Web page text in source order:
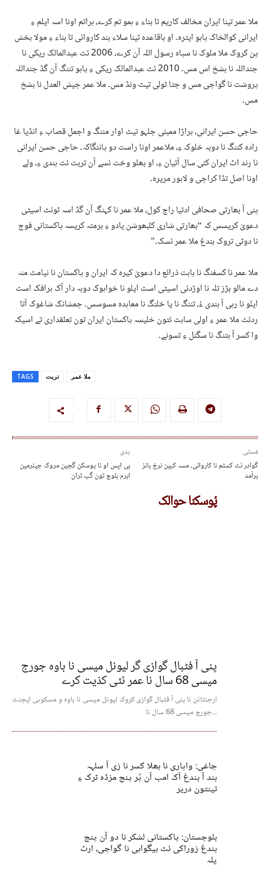
ملا عمر تینا ایران مخالف کاریم تا بناء ءِ ہمو تم کرے، ہراتم اونا اسہ ایلم ءِ
ایرانی کوالخاک پاہو ایترہ۔ او باقاعدہ تینا سلاء بند کاروائی تا بناء ءِ مولا بخش
پن کروک ملا ملوک نا سپاہ رسول اللہ آن کرے، 2006 ئٹ عبدالمالک ریکی نا
جنداللہ نا بشخ اس مس۔ 2010 ئٹ عبدالمالک ریکی ءِ پاہو تننگ آن گڈ جنداللہ
پروشت نا گواچی مس و جتا ٹولی تیٹ ونڈ مس۔ ملا عمر جیش العدل نا بشخ
مس۔
حاجی حسن ایرانی، ہراڑا ممبئی جلہو تیٹ اوار مننگ و اجمل قصاب ءِ انڈیا غا
رادہ کننگ نا دوبہ خلوک ءِ، ملاعمر اونا راست دو پاننگاکہ۔ حاجی حسن ایرانی
نا رند اٹ ایران کئی سال آتیان ءِ، او بھلو وخت ئسے آن تربت ئٹ ہندی ءِ، ولے
اونا اصل تڈا کراچی و لاہور مریرہ۔
پنی آ بھارتی صحافی ادتیا راج کول، ملا عمر نا کہنگ آن گڈ اسہ ٹوئٹ اسیٹی
دعویٰ کریسس کہ “بھارتی شاری کلبھوشن یادو ءِ برمتہ کریسہ پاکستانی فوج
نا دوٹی تروک بندغ ملا عمر ئسک۔”
ملا عمر نا کسفنگ نا بابت ذرائع دا دعویٰ کیرہ کہ ایران و پاکستان نا نیامٹ منہ
دے مالو بڑز تلہ نا اوڑدئی اسیٹی اسٹ ایلو نا خواہوک دوبہ دار آک ہرافک اسٹ
ایلو نا رہی آ ہندی ءُ، تننگ نا یا خلنگ نا معاہدہ مسوسس۔ چمشانک شاغوک آتا
ردئٹ ملا عمر ءِ اولی ساہت ئتون خلیسہ پاکستان ایران تون تعلقداری تے اسیکہ
وا کسر آ ہتنگ نا سگنل ءِ تسونے۔
TAGS تربت ملا عمر
پدی
بی ایس او نا پوسکن گچین مروک چیئرمین
ابرم بلوچ تون گپ تران
مُستی
گوادر ئٹ کسٹم نا کاروائی، مسہ کبین نرخ بانز
برآمد
پُوسکنا حوالک
پنی آ فٹبال گوازی گر لیونل میسی نا باوہ جورج
میسی 68 سال نا عمر ئٹی کذیت کرے
ارجنٹائن نا پنی آ فٹبال گوازی کروک لیونل میسی نا باوہ و مسکوہی ایجنٹ
جورج میسی 68 سال نا...
چاغی: واپاری نا بھلا کسر نا زی آ سلہہ
بند آ بندغ آک امب آن پُر پنچ مزڈہ ٹرک ءِ
تینتون دریر
بلوچستان: پاکستانی لشکر نا دو آن پنچ
بندغ زوراکی ئٹ بیگواہی نا گواچی، ارٹ
یلہ